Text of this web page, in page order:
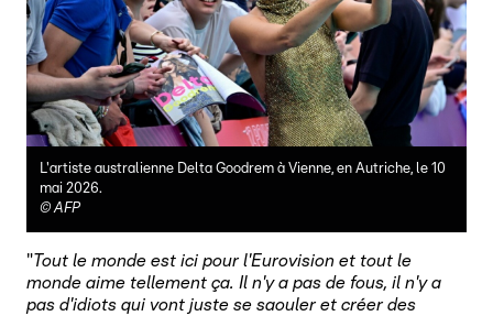
L'artiste australienne Delta Goodrem à Vienne, en Autriche, le 10
mai 2026.
©AFP
"Tout le monde est ici pour l'Eurovision et tout le
monde aime tellement ça. Il n'y a pas de fous, il n'y a
pas d'idiots qui vont juste se saouler et créer des